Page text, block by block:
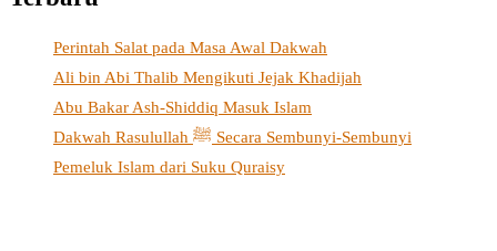
Perintah Salat pada Masa Awal Dakwah
Ali bin Abi Thalib Mengikuti Jejak Khadijah
Abu Bakar Ash-Shiddiq Masuk Islam
Dakwah Rasulullah ﷺ Secara Sembunyi-Sembunyi
Pemeluk Islam dari Suku Quraisy